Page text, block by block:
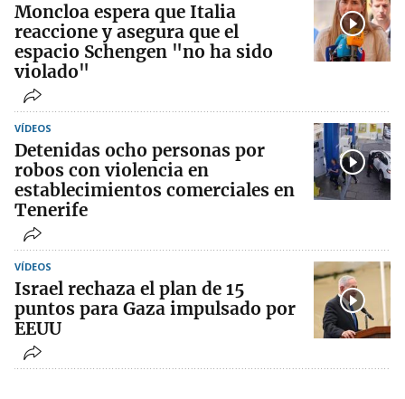
Moncloa espera que Italia
reaccione y asegura que el
espacio Schengen "no ha sido
violado"
VÍDEOS
Detenidas ocho personas por
robos con violencia en
establecimientos comerciales en
Tenerife
VÍDEOS
Israel rechaza el plan de 15
puntos para Gaza impulsado por
EEUU